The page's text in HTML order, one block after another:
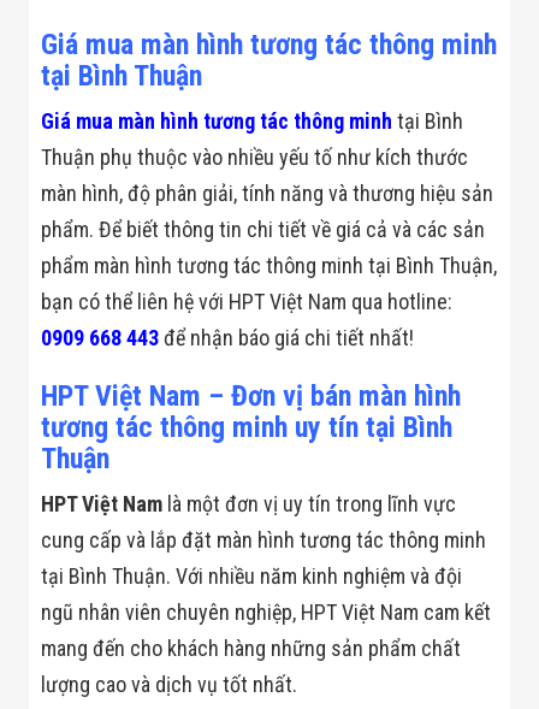
Thiết Bị Ngành
Thực Phẩm
Matrixcope
Thiết Bị Ngành
Công Nghiệp
Thiết Bị Ngành
Giáo Dục
Thiết Bị Ngành
Thủy Sản
Thiết Bị Ngành
Giày Da, Túi
Xách
Khai
Dự Án Ngành
Thủy Sản
Dự Án Ngành
Siêu Thị - Ngân
Hàng
Dự Án Ngành
Giáo Dục -
Trường Học
Điện Tử
Giá mua màn hình tương tác thông minh
tại Bình Thuận
Giá mua màn hình tương tác thông minh tại Bình
Thuận phụ thuộc vào nhiều yếu tố như kích thước
màn hình, độ phân giải, tính năng và thương hiệu sản
phẩm. Để biết thông tin chi tiết về giá cả và các sản
phẩm màn hình tương tác thông minh tại Bình Thuận,
bạn có thể liên hệ với HPT Việt Nam qua hotline:
0909 668 443để nhận báo giá chi tiết nhất!
HPT Việt Nam – Đơn vị bán màn hình
tương tác thông minh uy tín tại Bình
Thuận
HPT Việt Nam là một đơn vị uy tín trong lĩnh vực
cung cấp và lắp đặt màn hình tương tác thông minh
tại Bình Thuận. Với nhiều năm kinh nghiệm và đội
ngũ nhân viên chuyên nghiệp, HPT Việt Nam cam kết
mang đến cho khách hàng những sản phẩm chất
lượng cao và dịch vụ tốt nhất.